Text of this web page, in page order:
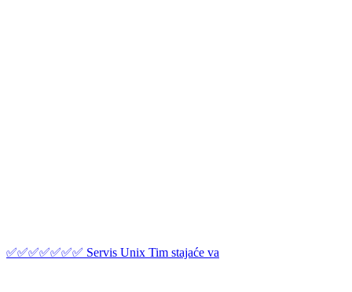
✅✅✅✅✅✅✅ Servis Unix Tim stajaće va